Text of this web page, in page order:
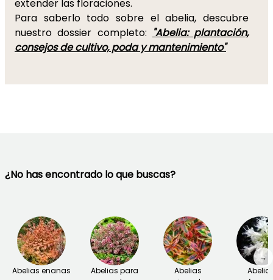
extender las floraciones.
Para saberlo todo sobre el abelia, descubre
nuestro dossier completo: "Abelia: plantación,
consejos de cultivo, poda y mantenimiento"
¿No has encontrado lo que buscas?
Abelias enanas
Abelias para
Abelias
→